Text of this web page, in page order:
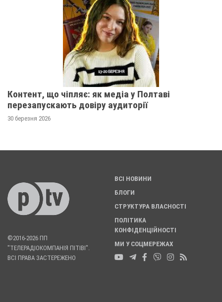
Контент, що чіпляє: як медіа у Полтаві
перезапускають довіру аудиторії
30 березня 2026
©2016-2026 ПП
"ТЕЛЕРАДІОКОМПАНІЯ ПІТІВІ".
ВСІ ПРАВА ЗАСТЕРЕЖЕНО
ВСІ НОВИНИ
БЛОГИ
СТРУКТУРА ВЛАСНОСТІ
ПОЛІТИКА
КОНФІДЕНЦІЙНОСТІ
МИ У СОЦМЕРЕЖАХ